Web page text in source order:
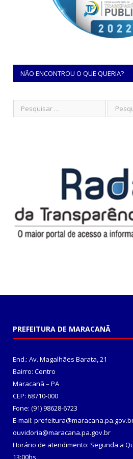
NÃO ENCONTROU O QUE QUERIA?
PREFEITURA DE MARACANÃ
End.: Av. Magalhães Barata, 21
Bairro: Centro
Maracanã – PA
CEP: 68710-000
Fone: (91) 98628-6723
E-mail:
ouvidoria@maracana.pa.gov.br
Horário de atendimento: Segunda a
13:00hs